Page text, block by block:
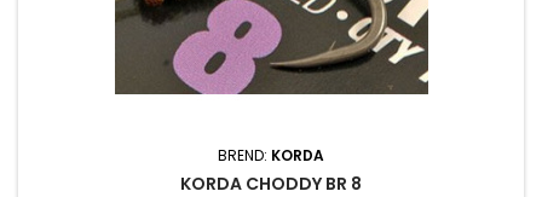
BREND: KORDA
KORDA CHODDY BR 8